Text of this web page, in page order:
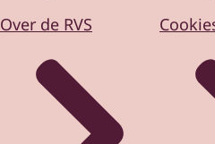
Over de RVS